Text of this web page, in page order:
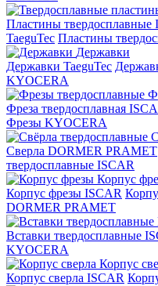
Пластины твердосплавные
TaeguTec Пластины
Державки
Державки TaeguTec
KYOCERA
Фреза твердосплавная
Фрезы KYOCERA
Сверла DORMER PRAMET
твердосплавные ISCAR
Корпус
Корпус фрезы ISCAR
DORMER PRAMET
Вставки твердосплавные
KYOCERA
Корпус
Корпус сверла ISCAR